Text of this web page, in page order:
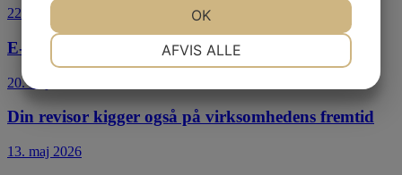
22. maj 2026
E-bog: Teamadfærd i praksis.
20. maj 2026
Din revisor kigger også på virksomhedens fremtid
13. maj 2026
AFVIS ALLE
OK